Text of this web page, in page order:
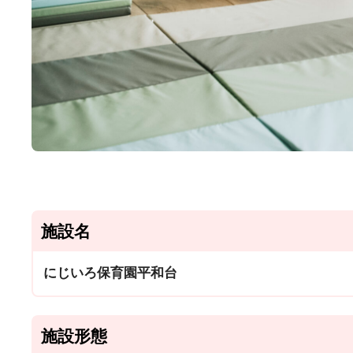
施設名
にじいろ保育園平和台
施設形態